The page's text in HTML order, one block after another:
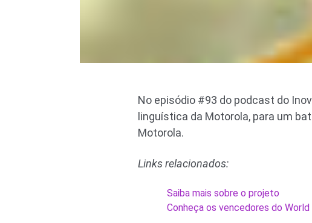
No episódio #93 do podcast do
linguística da Motorola, para um
Motorola.
Links relacionados:
Saiba mais sobre o projeto
Conheça os vencedores do